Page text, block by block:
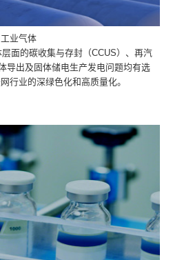
工业气体
面的碳收集与存封（CCUS）、再汽
导出及固体储电生产发电问题均有选
行业的深绿色化和高质量化。